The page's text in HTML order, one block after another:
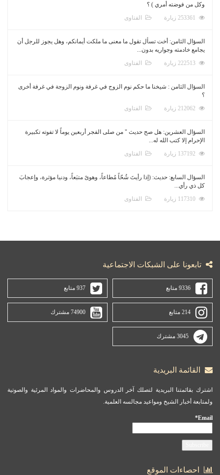
وكل من فوضته أمري ) ؟
الفتاوى
السؤال الثامن: أخت تسأل تقول ما معنى ما ملكت أيمانكم، وهل يجوز للرجل أن
يجامع خادمته وجواريه بدون...
الفتاوى
السؤال الثامن : شيخنا ما حكم نوم الزوج في غرفة ونوم الزوجة في غرفة أخرى
؟
الفتاوى
السؤال العشرين: هل صح حديث " من صلى الفجر أربعين يوماً لا تفوته تكبيرة
الإحرام إلا كتب الله له...
الفتاوى
السؤال السابع: حديث: (إذا رأيتَ شُحّاً مُطاعاً، وهوىً متبَعاً، ودنيا مؤثرة، وإعجابَ
كل ذي رأي...
الفتاوى
تابعونا على الشبكات الاجتماعية
9336 متابع 937 متابع
214 متابع 74900 مشترك
3045 مشترك
القائمة البريدية
اشترك بقائمتنا البريدية لتصلك آخر الدروس والمحاضرات والمواد المرئية والصوتية
ولمتابعة أخبار الشيخ ومواعيد مجالسه العلمية.
Email*
احصاءات الموقع